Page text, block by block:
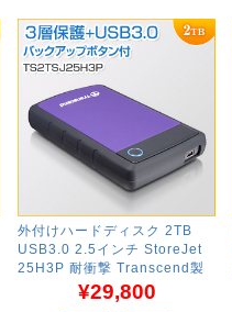
外付けハードディスク 2TB
USB3.0 2.5インチ StoreJet
25H3P 耐衝撃 Transcend製
¥29,800